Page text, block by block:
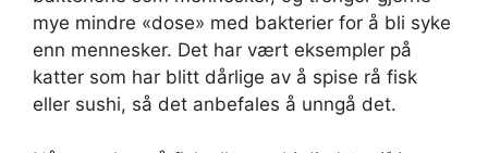
mye mindre «dose» med bakterier for å bli syke
enn mennesker. Det har vært eksempler på
katter som har blitt dårlige av å spise rå fisk
eller sushi, så det anbefales å unngå det.